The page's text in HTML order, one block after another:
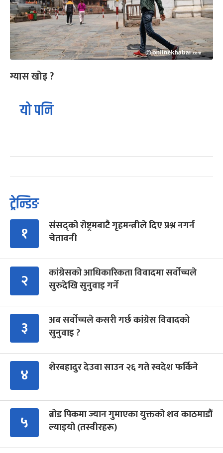
ग्यास खोइ ?
यो पनि
ट्रेन्डिङ
१
संसद्को रोष्ट्रमबाटै गृहमन्त्रीले दिए प्रश्न नगर्न
चेतावनी
२
कांग्रेसको आधिकारिकता विवादमा सर्वोच्चले
सुरुदेखि सुनुवाइ गर्ने
३
अब सर्वोच्चले कसरी गर्छ कांग्रेस विवादको
सुनुवाइ ?
४ शेरबहादुर देउवा साउन २६ गते स्वदेश फर्किने
५
ब्रोड पिकमा ज्यान गुमाएका युक्तको शव काठमाडौं
ल्याइयो (तस्वीरहरू)